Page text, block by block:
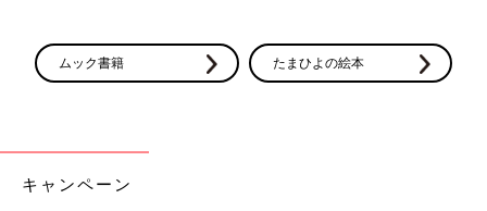
「今から20年以上前、新婚旅行のハワイで食べたラーメンの味が
忘れられません。
ムック書籍 たまひよの絵本
キャンペーン